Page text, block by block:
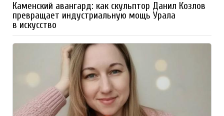
Каменский авангард: как скульптор Данил Козлов
превращает индустриальную мощь Урала
в искусство